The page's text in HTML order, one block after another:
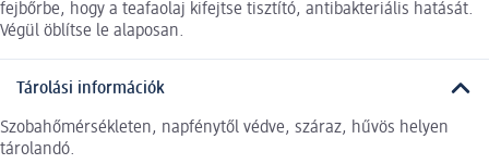
fejbőrbe, hogy a teafaolaj kifejtse tisztító, antibakteriális hatását.
Végül öblítse le alaposan.
Tárolási információk
Szobahőmérsékleten, napfénytől védve, száraz, hűvös helyen
tárolandó.